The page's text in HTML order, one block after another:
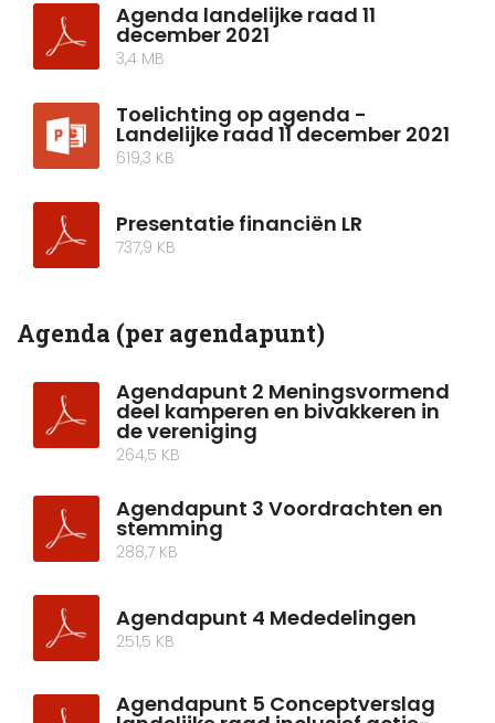
Agenda landelijke raad 11
december 2021
3,4 MB
Toelichting op agenda -
Landelijke raad 11 december 2021
619,3 KB
Presentatie financiën LR
737,9 KB
Agenda (per agendapunt)
Agendapunt 2 Meningsvormend
deel kamperen en bivakkeren in
de vereniging
264,5 KB
Agendapunt 3 Voordrachten en
stemming
288,7 KB
Agendapunt 4 Mededelingen
251,5 KB
Agendapunt 5 Conceptverslag